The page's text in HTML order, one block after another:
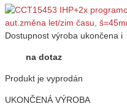
Dostupnost výroba ukončena i
na dotaz
Produkt je vyprodán
UKONČENÁ VÝROBA